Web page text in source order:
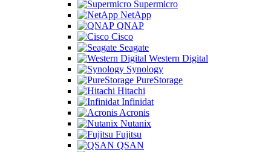
Supermicro
NetApp
QNAP
Cisco
Seagate
Western Digital
Synology
PureStorage
Hitachi
Infinidat
Acronis
Nutanix
Fujitsu
QSAN